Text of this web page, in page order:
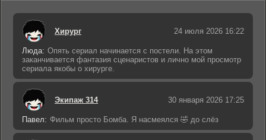
Хирург 24 июля 2026 16:22
Люда: Опять сериал начинается с постели. На этом
заканчивается фантазия сценаристов и лично мой просмотр
сериала якобы о хирурге.
Экипаж 314 30 января 2026 17:25
Павел: Фильм просто Бомба. Я насмеялся 🤣 до слёз